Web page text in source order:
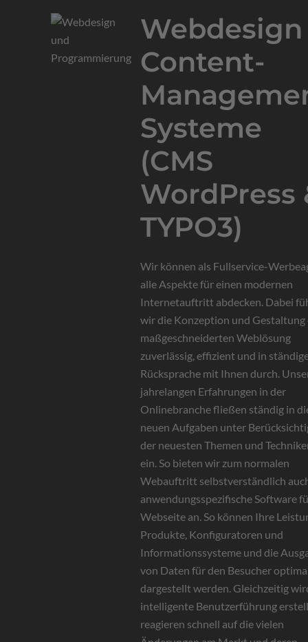
Webdesign
Content-
Systeme
(CMS
WordPress
TYPO3)
Wir können als Fullservice-
alle Aspekte für einen modernen
Internetauftritt abdecken. Dabei
wir die Konzeption und Gestaltung
maßgeschneiderten Weblösung
zuverlässig, effizient und in
Rücksprache mit Ihnen durch.
jahrelangen Erfahrungen in der
Onlinebranche fließen ständig in
neuen Aufgaben unter
der neuesten Themen und
ein. So bieten wir zum normalen
Webauftritt selbstverständlich
anwendungsspezifische Software
Webseite an. So können Ihre
Produkte, Konfiguratoren und
Informationssysteme und die
von Daten für den Besucher
dargestellt werden. Gleichzeitig
intelligente Benutzerführung
reagieren schnell auf die vielen